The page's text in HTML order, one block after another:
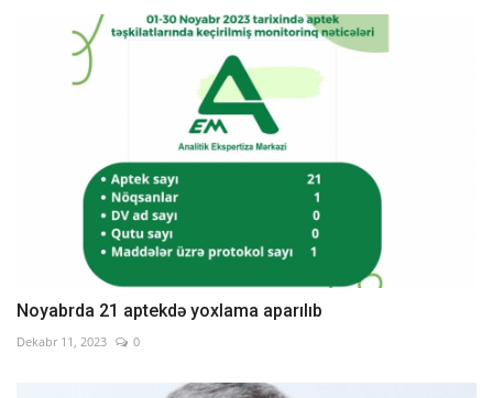
Noyabrda 21 aptekdə yoxlama aparılıb
Dekabr 11, 2023 0